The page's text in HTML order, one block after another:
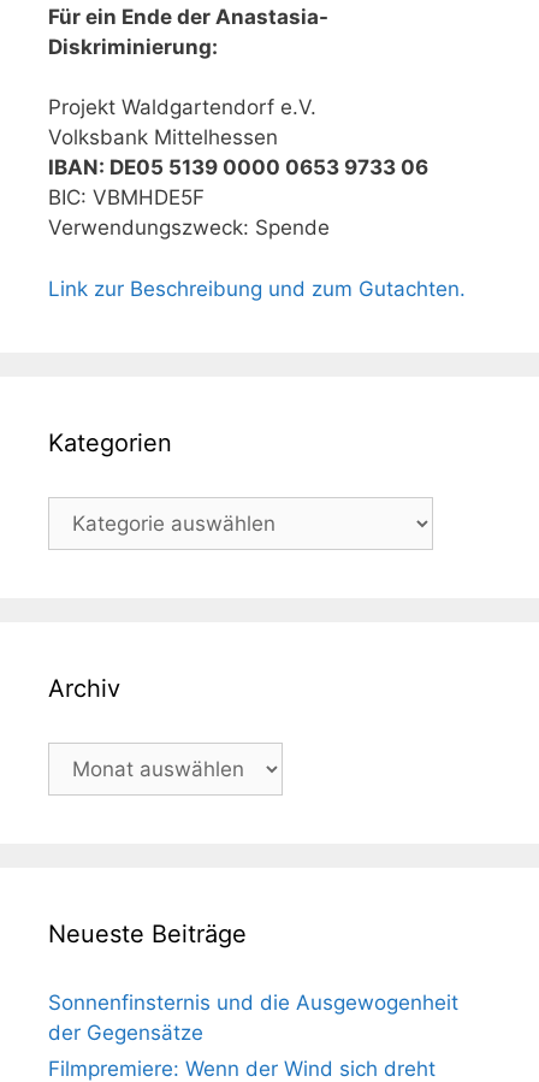
Für ein Ende der Anastasia-
Diskriminierung:
Projekt Waldgartendorf e.V.
Volksbank Mittelhessen
IBAN: DE05 5139 0000 0653 9733 06
BIC: VBMHDE5F
Verwendungszweck: Spende
Link zur Beschreibung und zum Gutachten.
Kategorien
Kategorien
Archiv
Archiv
Neueste Beiträge
Sonnenfinsternis und die Ausgewogenheit
der Gegensätze
Filmpremiere: Wenn der Wind sich dreht